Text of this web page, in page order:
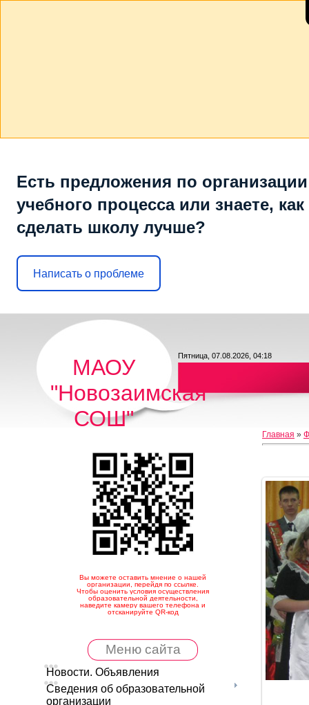
Есть предложения по организации
учебного процесса или знаете, как
сделать школу лучше?
Написать о проблеме
МАОУ
"Новозаимская
СОШ"
Пятница, 07.08.2026, 04:18
Вы можете оставить мнение о нашей
организации, перейдя по ссылке.
Чтобы оценить условия осуществления
образовательной деятельности,
наведите камеру вашего телефона и
отсканируйте QR-код
Меню сайта
Новости. Объявления
Сведения об образовательной
организации
Главная »